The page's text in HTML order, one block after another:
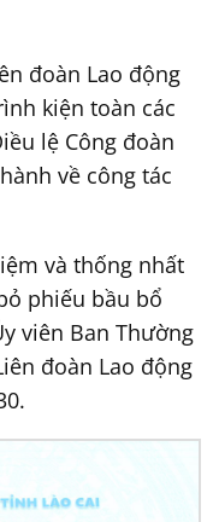
đoàn Lao động
kiện toàn các
lệ Công đoàn
về công tác
và thống nhất
phiếu bầu bổ
viên Ban Thường
đoàn Lao động